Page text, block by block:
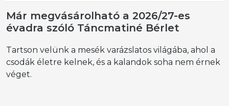
Már megvásárolható a 2026/27-es
évadra szóló Táncmatiné Bérlet
Tartson velünk a mesék varázslatos világába, ahol a
csodák életre kelnek, és a kalandok soha nem érnek
véget.